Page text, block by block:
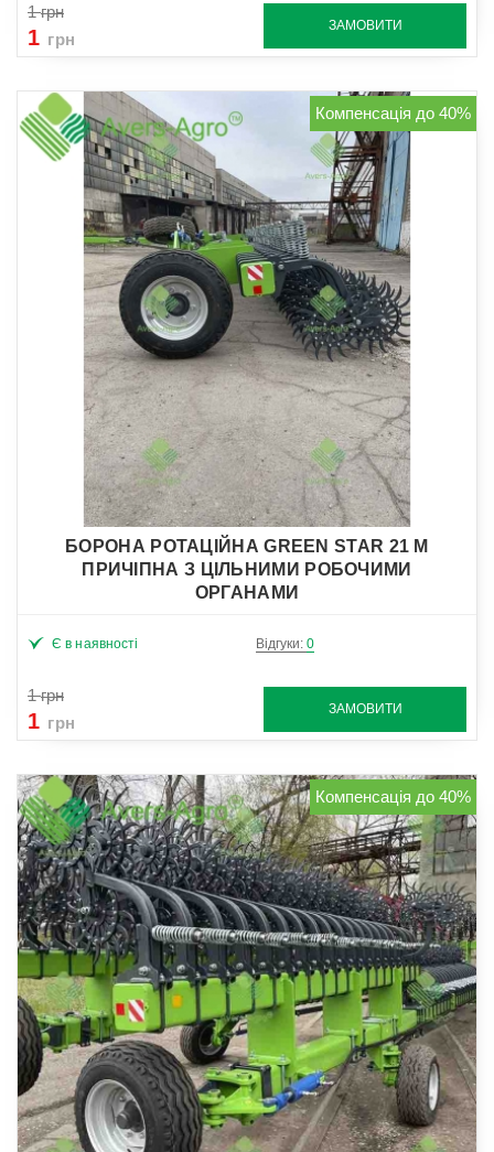
1грн
1 грн
ЗАМОВИТИ
Компенсація до 40%
БОРОНА РОТАЦІЙНА GREEN STAR 21 М
ПРИЧІПНА З ЦІЛЬНИМИ РОБОЧИМИ
ОРГАНАМИ
Є в наявності Відгуки: 0
1грн
1 грн
ЗАМОВИТИ
Компенсація до 40%